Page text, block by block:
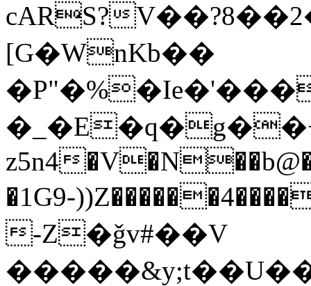
cARS?
[G�WnKb��
z5n4
�1G9-
-Z�ǧv#��V